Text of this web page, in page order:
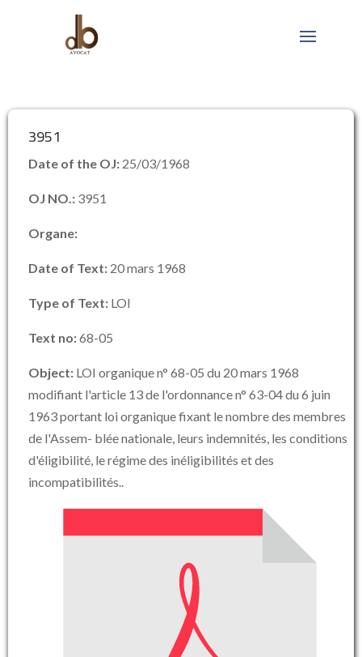
3951
Date of the OJ: 25/03/1968
OJ NO.: 3951
Organe:
Date of Text: 20 mars 1968
Type of Text: LOI
Text no:68-05
Object: LOI organique n° 68-05 du 20 mars 1968
modifiant l'article 13 de l'ordonnance n° 63-04 du 6 juin
1963 portant loi organique fixant le nombre des membres
de l'Assem- blée nationale, leurs indemnités, les conditions
d'éligibilité, le régime des inéligibilités et des
incompatibilités..